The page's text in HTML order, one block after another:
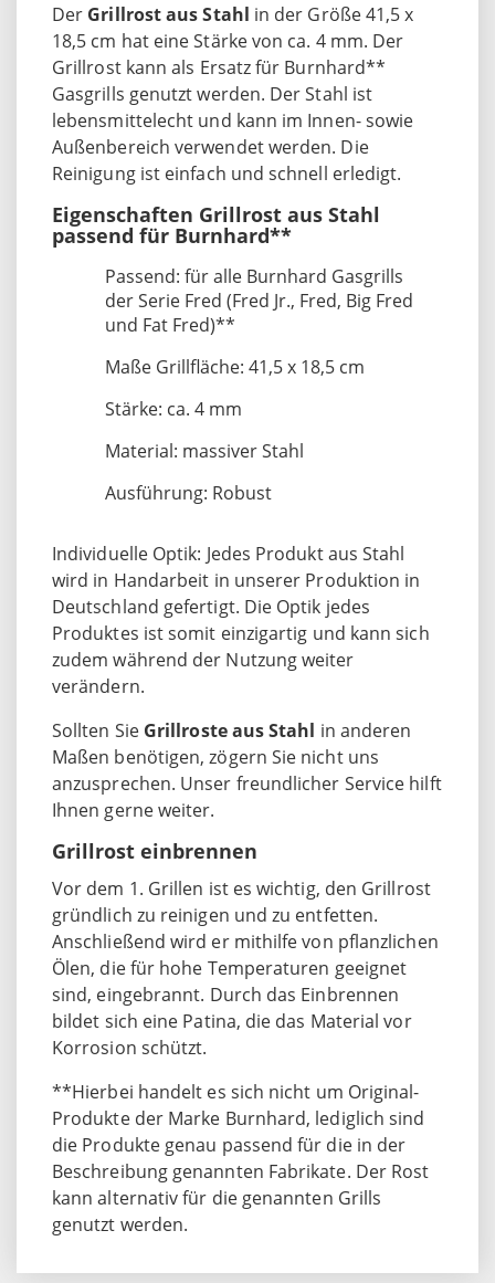
Der Grillrost aus Stahl in der Größe 41,5 x
18,5 cm hat eine Stärke von ca. 4 mm. Der
Grillrost kann als Ersatz für Burnhard**
Gasgrills genutzt werden. Der Stahl ist
lebensmittelecht und kann im Innen- sowie
Außenbereich verwendet werden. Die
Reinigung ist einfach und schnell erledigt.
Eigenschaften Grillrost aus Stahl
passend für Burnhard**
Passend: für alle Burnhard Gasgrills
der Serie Fred (Fred Jr., Fred, Big Fred
und Fat Fred)**
Maße Grillfläche: 41,5 x 18,5 cm
Stärke: ca. 4 mm
Material: massiver Stahl
Ausführung: Robust
Individuelle Optik: Jedes Produkt aus Stahl
wird in Handarbeit in unserer Produktion in
Deutschland gefertigt. Die Optik jedes
Produktes ist somit einzigartig und kann sich
zudem während der Nutzung weiter
verändern.
Sollten Sie Grillroste aus Stahl in anderen
Maßen benötigen, zögern Sie nicht uns
anzusprechen. Unser freundlicher Service hilft
Ihnen gerne weiter.
Grillrost einbrennen
Vor dem 1. Grillen ist es wichtig, den Grillrost
gründlich zu reinigen und zu entfetten.
Anschließend wird er mithilfe von pflanzlichen
Ölen, die für hohe Temperaturen geeignet
sind, eingebrannt. Durch das Einbrennen
bildet sich eine Patina, die das Material vor
Korrosion schützt.
**Hierbei handelt es sich nicht um Original-
Produkte der Marke Burnhard, lediglich sind
die Produkte genau passend für die in der
Beschreibung genannten Fabrikate. Der Rost
kann alternativ für die genannten Grills
genutzt werden.